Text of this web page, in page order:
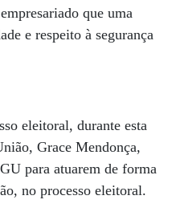
que uma
e respeito à segurança
eleitoral, durante esta
Grace Mendonça,
para atuarem de forma
no processo eleitoral.